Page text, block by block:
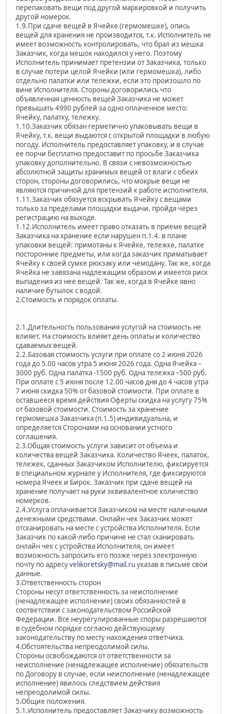
перепаковать вещи под другой маркировкой и получить
другой номерок.
1.9.При сдаче вещей в Ячейке (гермомешке), опись
вещей для хранения не производится, т.к. Исполнитель не
имеет возможность контролировать, что брал из мешка
Заказчик, когда мешок находился у него. Поэтому
Исполнитель принимает претензии от Заказчика, только
в случае потери целой Ячейки (или гермомешка), либо
отдельно палатки или тележки, если это произошло по
вине Исполнителя. Стороны договорились что
объявленная ценность вещей Заказчика не может
превышать 4990 рублей за одно оплаченное место:
Ячейку, палатку, тележку.
1.10.Заказчик обязан герметично упаковывать вещи в
Ячейку, т.к. вещи выдаются с открытой площадки в любую
погоду. Исполнитель предоставляет упаковку, и в случае
ее порчи бесплатно предоставит по просьбе Заказчика
упаковку дополнительно. В связи с невозможностью
абсолютной защиты хранимых вещей от влаги с обеих
сторон, стороны договорились, что мокрые вещи не
являются причиной для претензий к работе исполнителя.
1.11.Заказчик обязуется вскрывать Ячейку с вещами
только за пределами площадки выдачи, пройдя через
регистрацию на выходе.
1.12.Исполнитель имеет право отказать в приеме вещей
Заказчика на хранение если нарушен п.1.4. в плане
упаковки вещей: примотаны к Ячейке, тележке, палатке
посторонние предметы, или когда заказчик приматывает
Ячейку к своей сумке рюкзаку или чемодану. Так же, когда
Ячейка не завязана надлежащим образом и имеется риск
выпадения из нее вещей. Так же, когда в Ячейке явно
наличие бутылок с водой.
2.Стоимость и порядок оплаты.
2.1.Длительность пользования услугой на стоимость не
влияет. На стоимость влияет день оплаты и количество
сдаваемых вещей.
2.2.Базовая стоимость услуги при оплате со 2 июня 2026
года до 5.00 часов утра 5 июня 2026 года. Одна Ячейка –
3000 руб. Одна палатка -1500 руб. Одна тележка –500 руб.
При оплате с 5 июня после 12.00 часов дня до 4 часов утра
7 июня скидка 50% от базовой стоимости. При оплате в
оставшееся время действия Оферты скидка на услугу 75%
от базовой стоимости. Стоимость за хранение
гермомешка Заказчика (п.1.5) индивидуальна, и
определяется Сторонами на основании устного
соглашения.
2.3.Общая стоимость услуги зависит от объема и
количества вещей Заказчика. Количество Ячеек, палаток,
тележек, сданных Заказчиком Исполнителю, фиксируется
в специальном журнале у Исполнителя, где фиксируются
номера Ячеек и Бирок. Заказчик при сдаче вещей на
хранение получает на руки эквивалентное количество
номерков.
2.4.Услуга оплачивается Заказчиком на месте наличными
денежными средствами. Онлайн чек Заказчик может
отсканировать на месте c устройства Исполнителя. Если
Заказчик по какой-либо причине не стал сканировать
онлайн чек с устройства Исполнителя, он имеет
возможность запросить его позже через электронную
почту по адресуvelikoretsky@mail.ru указав в письме свои
данные.
3.Ответственность сторон
Стороны несут ответственность за неисполнение
(ненадлежащее исполнение) своих обязанностей в
соответствии с законодательством Российской
Федерации. Все неурегулированные споры разрешаются
в судебном порядке согласно действующему
законодательству по месту нахождения ответчика.
4.Обстоятельства непреодолимой силы.
Стороны освобождаются от ответственности за
неисполнение (ненадлежащее исполнение) обязательств
по Договору в случае, если неисполнение (ненадлежащее
исполнение) явилось следствием действия
непреодолимой силы.
5.Общие положения.
5.1.Исполнитель предоставляет Заказчику возможность